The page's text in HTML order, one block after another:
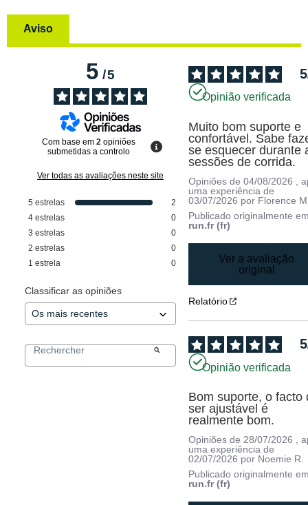
Aviso
5/5
Com base em 2 opiniões
submetidas a controlo
Ver todas as avaliações neste site
5 estrelas
2
4 estrelas
0
3 estrelas
0
2 estrelas
0
1 estrela 0
Classificar as opiniões
5
Opinião verificada
Muito bom suporte e
confortável. Sabe
se esquecer durante
sessões de corrida.
Opiniões de04/08/2026
,
uma experiência de
03/07/2026 por Florence
Publicado originalmente
run.fr (fr)
Ver a avaliação
original
Relatório
5
Opinião verificada
Bom suporte, o facto
ser ajustável é
realmente bom.
Opiniões de28/07/2026 ,
uma experiência de
02/07/2026 por Noemie R.
Publicado originalmente
run.fr (fr)